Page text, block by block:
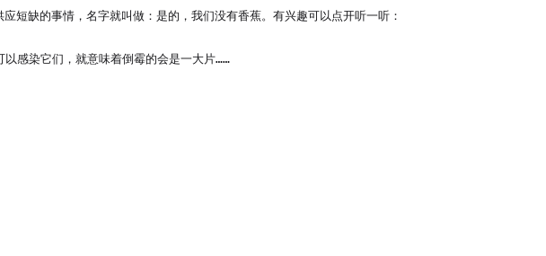
缺的事情，名字就叫做：是的，我们没有香蕉。有兴趣可以点开听一听：
感染它们，就意味着倒霉的会是一大片……